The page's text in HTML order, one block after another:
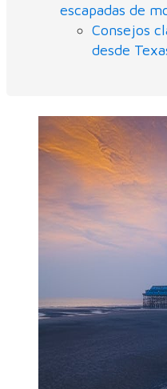
escapadas de
Consejos
desde